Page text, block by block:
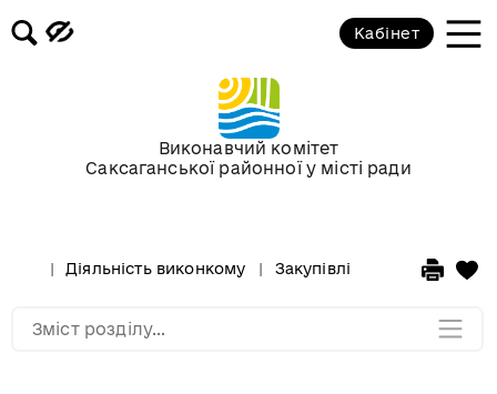
Виконавчий комітет
Саксаганської районної у місті ради
Кабінет
Діяльність виконкому Закупівлі
Зміст розділу...
Публічні послуги, що надаються у
виконкомі районної у місті ради
Послуги щодо соціального захисту
Громадська комісія з житлових